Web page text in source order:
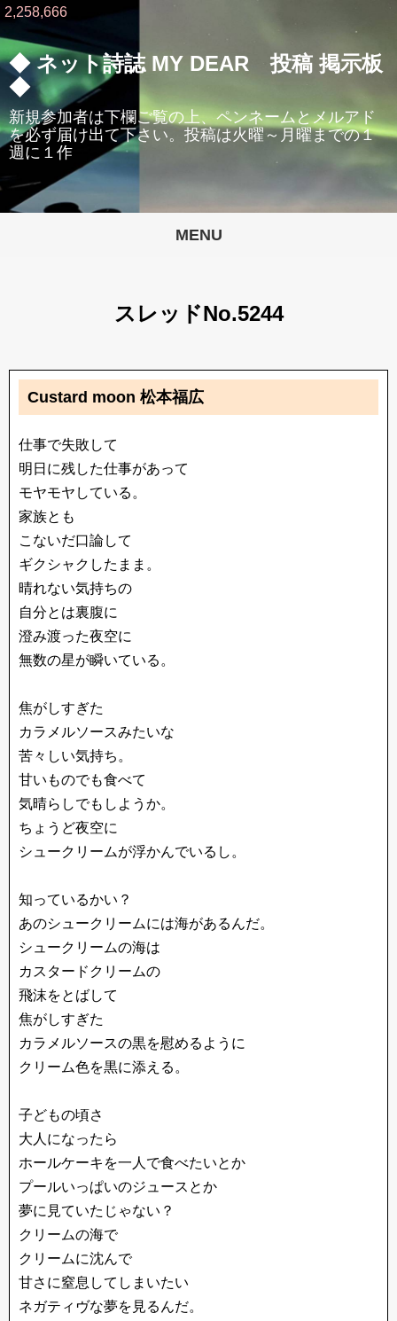
◆ ネット詩誌 MY DEAR 投稿 掲示板
◆
新規参加者は下欄ご覧の上、ペンネームとメルアド
を必ず届け出て下さい。投稿は火曜～月曜までの１
週に１作
MENU
2,258,666
スレッドNo.5244
Custard moon 松本福広
仕事で失敗して
明日に残した仕事があって
モヤモヤしている。
家族とも
こないだ口論して
ギクシャクしたまま。
晴れない気持ちの
自分とは裏腹に
澄み渡った夜空に
無数の星が瞬いている。
焦がしすぎた
カラメルソースみたいな
苦々しい気持ち。
甘いものでも食べて
気晴らしでもしようか。
ちょうど夜空に
シュークリームが浮かんでいるし。
知っているかい？
あのシュークリームには海があるんだ。
シュークリームの海は
カスタードクリームの
飛沫をとばして
焦がしすぎた
カラメルソースの黒を慰めるように
クリーム色を黒に添える。
子どもの頃さ
大人になったら
ホールケーキを一人で食べたいとか
プールいっぱいのジュースとか
夢に見ていたじゃない？
クリームの海で
クリームに沈んで
甘さに窒息してしまいたい
ネガティヴな夢を見るんだ。